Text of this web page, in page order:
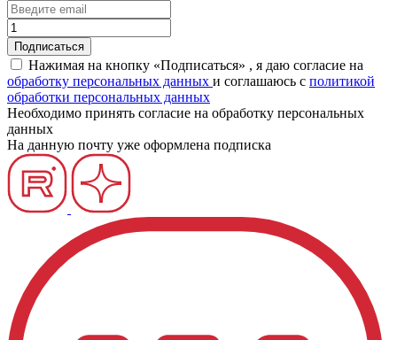
Нажимая на кнопку «Подписаться» , я даю согласие на
обработку персональных данных и соглашаюсь c политикой
обработки персональных данных
Необходимо принять согласие на обработку персональных
данных
На данную почту уже оформлена подписка